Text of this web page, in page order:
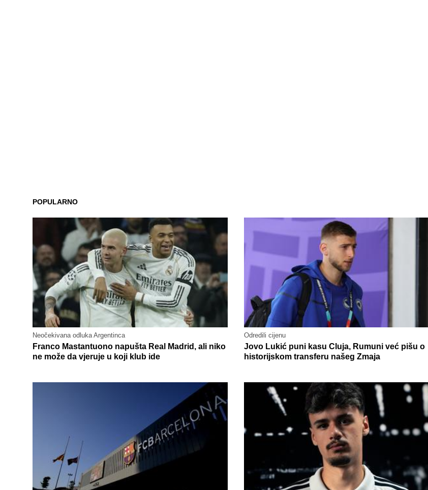
POPULARNO
Neočekivana odluka Argentinca
Franco Mastantuono napušta Real Madrid, ali niko
ne može da vjeruje u koji klub ide
Odredili cijenu
Jovo Lukić puni kasu Cluja, Rumuni već pišu o
historijskom transferu našeg Zmaja